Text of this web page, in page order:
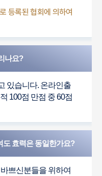
등록된 협회에 의하여
나요?
있습니다. 온라인출
100점 만점 중 60점
도 효력은 동일한가요?
쁘신분들을 위하여